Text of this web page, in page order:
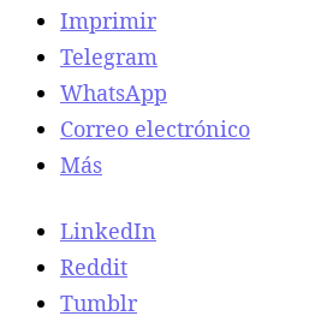
Imprimir
Telegram
WhatsApp
Correo electrónico
Más
LinkedIn
Reddit
Tumblr